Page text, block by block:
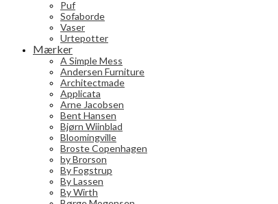
Puf
Sofaborde
Vaser
Urtepotter
Mærker
A Simple Mess
Andersen Furniture
Architectmade
Applicata
Arne Jacobsen
Bent Hansen
Bjørn Wiinblad
Bloomingville
Broste Copenhagen
by Brorson
By Fogstrup
By Lassen
By Wirth